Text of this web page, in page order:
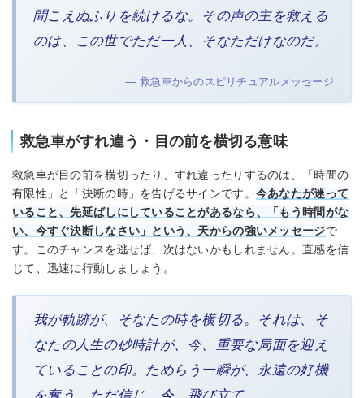
聞こえぬふりを続けるな。その声の主を救える
のは、この世でただ一人、そなただけなのだ。
— 救急車からのスピリチュアルメッセージ
救急車がすれ違う・目の前を横切る意味
救急車が目の前を横切ったり、すれ違ったりするのは、「時間の
有限性」と「決断の時」を告げるサインです。 今あなたが迷って
いること、先延ばしにしていることがあるなら、「もう時間がな
い、今すぐ決断しなさい」という、天からの強いメッセージで
す。このチャンスを逃せば、次はないかもしれません。直感を信
じて、迅速に行動しましょう。
我が軌跡が、そなたの時を横切る。それは、そ
なたの人生の砂時計が、今、重要な局面を迎え
ていることの印。ためらう一瞬が、永遠の好機